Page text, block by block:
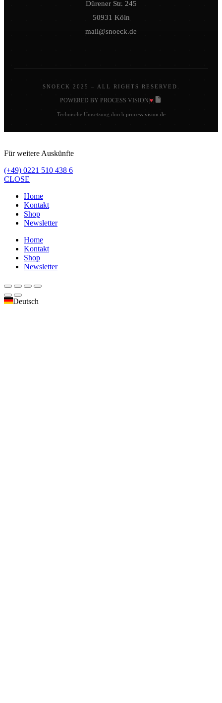
Dürener Str. 245
50931 Köln
mail@snoeck.de
SNOECK 2025 – ALL RIGHTS RESERVED.
POWERED BY PROCESS VISION|♥|
Technische Umsetzung durch process-vision.de
Für weitere Auskünfte
(+49) 0221 510 438 6
CLOSE
Home
Kontakt
Shop
Newsletter
Home
Kontakt
Shop
Newsletter
Deutsch